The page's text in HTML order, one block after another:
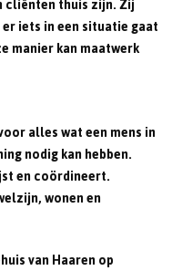
cliënten thuis zijn. Zij
iets in een situatie gaat
manier kan maatwerk
alles wat een mens in
nodig kan hebben.
en coördineert.
wonen en
van Haaren op